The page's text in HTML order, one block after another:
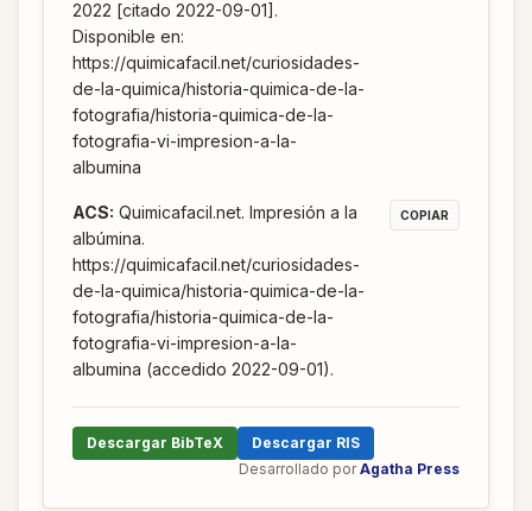
2022 [citado 2022-09-01].
Disponible en:
https://quimicafacil.net/curiosidades-
de-la-quimica/historia-quimica-de-la-
fotografia/historia-quimica-de-la-
fotografia-vi-impresion-a-la-
albumina
ACS: Quimicafacil.net. Impresión a la
albúmina.
https://quimicafacil.net/curiosidades-
de-la-quimica/historia-quimica-de-la-
fotografia/historia-quimica-de-la-
fotografia-vi-impresion-a-la-
albumina (accedido 2022-09-01).
COPIAR
Descargar BibTeX
Descargar RIS
Desarrollado por Agatha Press